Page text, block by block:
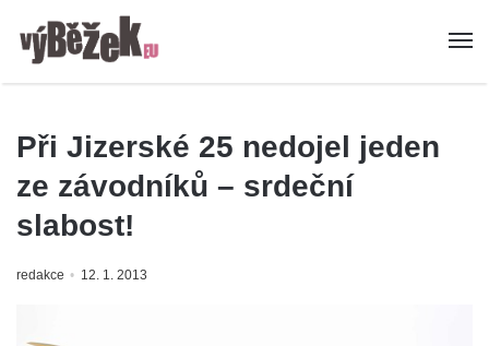
Při Jizerské 25 nedojel jeden
ze závodníků – srdeční
slabost!
redakce 12. 1. 2013